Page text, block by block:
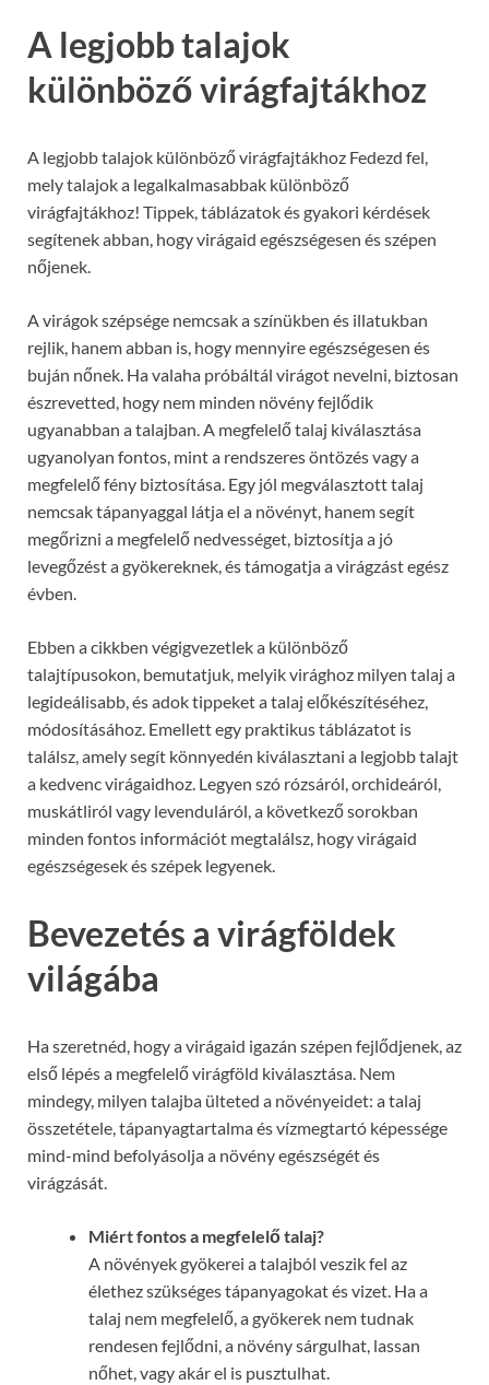
A legjobb talajok
különböző virágfajtákhoz
A legjobb talajok különböző virágfajtákhoz Fedezd fel,
mely talajok a legalkalmasabbak különböző
virágfajtákhoz! Tippek, táblázatok és gyakori kérdések
segítenek abban, hogy virágaid egészségesen és szépen
nőjenek.
A virágok szépsége nemcsak a színükben és illatukban
rejlik, hanem abban is, hogy mennyire egészségesen és
buján nőnek. Ha valaha próbáltál virágot nevelni, biztosan
észrevetted, hogy nem minden növény fejlődik
ugyanabban a talajban. A megfelelő talaj kiválasztása
ugyanolyan fontos, mint a rendszeres öntözés vagy a
megfelelő fény biztosítása. Egy jól megválasztott talaj
nemcsak tápanyaggal látja el a növényt, hanem segít
megőrizni a megfelelő nedvességet, biztosítja a jó
levegőzést a gyökereknek, és támogatja a virágzást egész
évben.
Ebben a cikkben végigvezetlek a különböző
talajtípusokon, bemutatjuk, melyik virághoz milyen talaj a
legideálisabb, és adok tippeket a talaj előkészítéséhez,
módosításához. Emellett egy praktikus táblázatot is
találsz, amely segít könnyedén kiválasztani a legjobb talajt
a kedvenc virágaidhoz. Legyen szó rózsáról, orchideáról,
muskátliról vagy levenduláról, a következő sorokban
minden fontos információt megtalálsz, hogy virágaid
egészségesek és szépek legyenek.
Bevezetés a virágföldek
világába
Ha szeretnéd, hogy a virágaid igazán szépen fejlődjenek, az
első lépés a megfelelő virágföld kiválasztása. Nem
mindegy, milyen talajba ülteted a növényeidet: a talaj
összetétele, tápanyagtartalma és vízmegtartó képessége
mind-mind befolyásolja a növény egészségét és
virágzását.
Miért fontos a megfelelő talaj?
A növények gyökerei a talajból veszik fel az
élethez szükséges tápanyagokat és vizet. Ha a
talaj nem megfelelő, a gyökerek nem tudnak
rendesen fejlődni, a növény sárgulhat, lassan
nőhet, vagy akár el is pusztulhat.